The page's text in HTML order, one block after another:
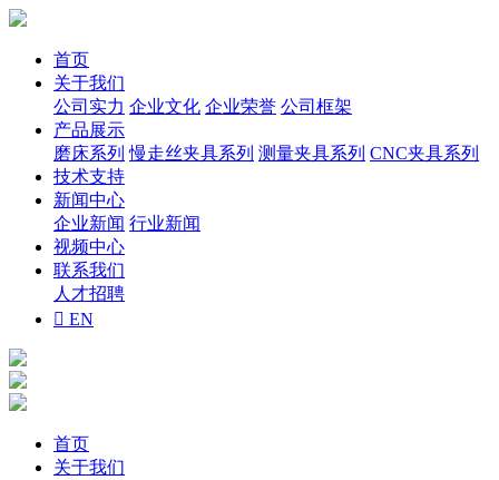
首页
关于我们
公司实力 企业文化 企业荣誉 公司框架
产品展示
磨床系列 慢走丝夹具系列 测量夹具系列 CNC夹具系列
技术支持
新闻中心
企业新闻 行业新闻
视频中心
联系我们
人才招聘
 EN
首页
关于我们